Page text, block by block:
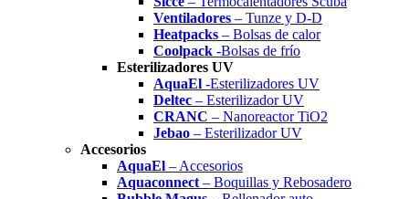
Ventiladores – Tunze y D-D
Heatpacks – Bolsas de calor
Coolpack -Bolsas de frío
Esterilizadores UV
AquaEl -Esterilizadores UV
Deltec – Esterilizador UV
CRANC – Nanoreactor TiO2
Jebao – Esterilizador UV
Accesorios
AquaEl – Accesorios
Aquaconnect – Boquillas y Rebosadero